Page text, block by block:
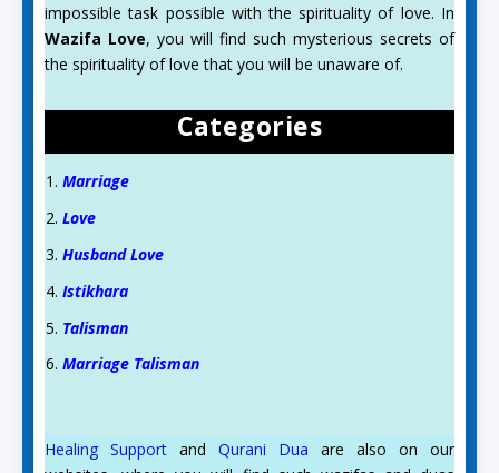
impossible task possible with the spirituality of love. In
Wazifa Love, you will find such mysterious secrets of
the spirituality of love that you will be unaware of.
Categories
Marriage
Love
Husband Love
Istikhara
Talisman
Marriage Talisman
Healing Support andQurani Dua are also on our